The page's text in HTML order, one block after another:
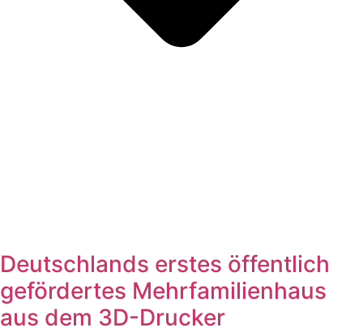
Deutschlands erstes öffentlich
gefördertes Mehrfamilienhaus
aus dem 3D-Drucker